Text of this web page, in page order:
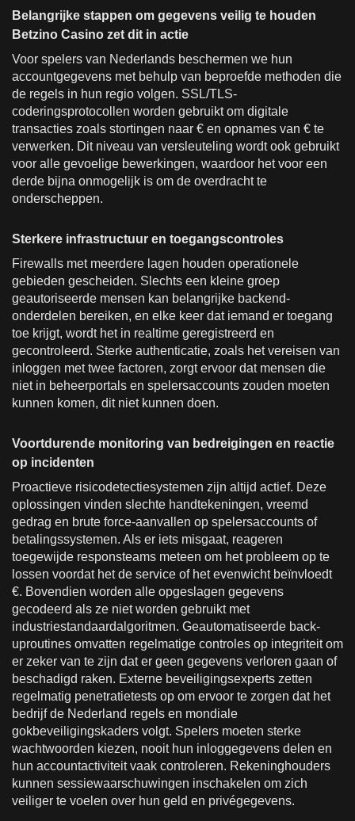
Belangrijke stappen om gegevens veilig te houden
Betzino Casino zet dit in actie
Voor spelers van Nederlands beschermen we hun
accountgegevens met behulp van beproefde methoden die
de regels in hun regio volgen. SSL/TLS-
coderingsprotocollen worden gebruikt om digitale
transacties zoals stortingen naar € en opnames van € te
verwerken. Dit niveau van versleuteling wordt ook gebruikt
voor alle gevoelige bewerkingen, waardoor het voor een
derde bijna onmogelijk is om de overdracht te
onderscheppen.
Sterkere infrastructuur en toegangscontroles
Firewalls met meerdere lagen houden operationele
gebieden gescheiden. Slechts een kleine groep
geautoriseerde mensen kan belangrijke backend-
onderdelen bereiken, en elke keer dat iemand er toegang
toe krijgt, wordt het in realtime geregistreerd en
gecontroleerd. Sterke authenticatie, zoals het vereisen van
inloggen met twee factoren, zorgt ervoor dat mensen die
niet in beheerportals en spelersaccounts zouden moeten
kunnen komen, dit niet kunnen doen.
Voortdurende monitoring van bedreigingen en reactie
op incidenten
Proactieve risicodetectiesystemen zijn altijd actief. Deze
oplossingen vinden slechte handtekeningen, vreemd
gedrag en brute force-aanvallen op spelersaccounts of
betalingssystemen. Als er iets misgaat, reageren
toegewijde responsteams meteen om het probleem op te
lossen voordat het de service of het evenwicht beïnvloedt
€. Bovendien worden alle opgeslagen gegevens
gecodeerd als ze niet worden gebruikt met
industriestandaardalgoritmen. Geautomatiseerde back-
uproutines omvatten regelmatige controles op integriteit om
er zeker van te zijn dat er geen gegevens verloren gaan of
beschadigd raken. Externe beveiligingsexperts zetten
regelmatig penetratietests op om ervoor te zorgen dat het
bedrijf de Nederland regels en mondiale
gokbeveiligingskaders volgt. Spelers moeten sterke
wachtwoorden kiezen, nooit hun inloggegevens delen en
hun accountactiviteit vaak controleren. Rekeninghouders
kunnen sessiewaarschuwingen inschakelen om zich
veiliger te voelen over hun geld en privégegevens.